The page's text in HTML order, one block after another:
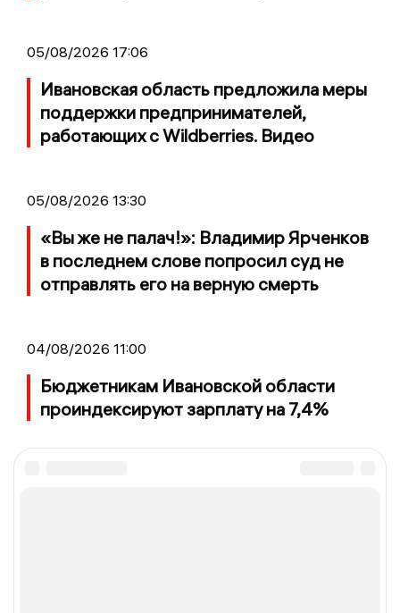
05/08/2026 17:06
Ивановская область предложила меры
поддержки предпринимателей,
работающих с Wildberries. Видео
05/08/2026 13:30
«Вы же не палач!»: Владимир Ярченков
в последнем слове попросил суд не
отправлять его на верную смерть
04/08/2026 11:00
Бюджетникам Ивановской области
проиндексируют зарплату на 7,4%